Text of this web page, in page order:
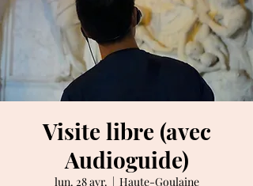
Visite libre (avec
Audioguide)
lun. 28 avr.
  |
Haute-Goulaine